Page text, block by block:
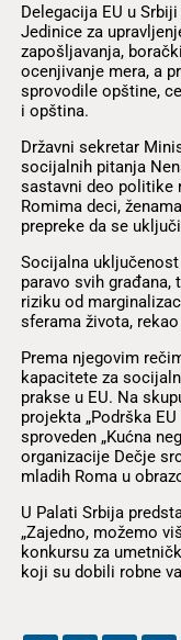
Delegacija EU u
Jedinice za
zapošljavanja,
ocenjivanje mera, a
sprovodile opštine,
i opština.
Državni sekretar
socijalnih pitanja
sastavni deo politike
Romima deci,
prepreke da se
Socijalna
paravo svih
riziku od
sferama života,
Prema njegovim
kapacitete za
prakse u EU. Na
projekta „Podrška
sproveden „Kućna
organizacije Dečje
mladih Roma u
U Palati Srbija
„Zajedno, možemo
konkursu za
koji su dobili robne